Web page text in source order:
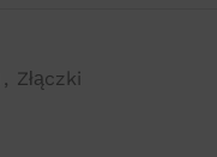
, Złączki